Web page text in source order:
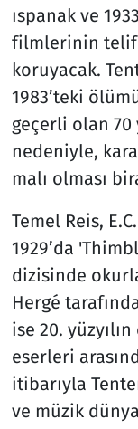
ıspanak ve
filmlerinin telif
koruyacak.
1983’teki
geçerli olan 70
nedeniyle,
malı olması
Temel Reis,
1929’da
dizisinde
Hergé
ise 20.
eserleri
itibarıyla
ve müzik